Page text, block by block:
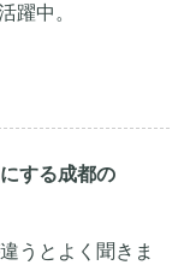
躍中。
する成都の
うとよく聞きま